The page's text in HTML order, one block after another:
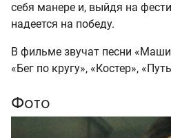
себя манере и, выйдя на
надеется на победу.
В фильме звучат песни
«Бег по кругу», «Костер»,
Фото